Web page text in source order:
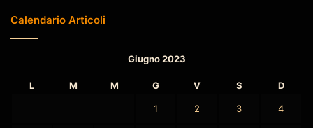
Calendario Articoli
Giugno 2023
L M M G V S D
1 2 3 4